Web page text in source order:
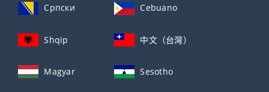
Српски Cebuano
Shqip 中文（台灣）
Magyar Sesotho